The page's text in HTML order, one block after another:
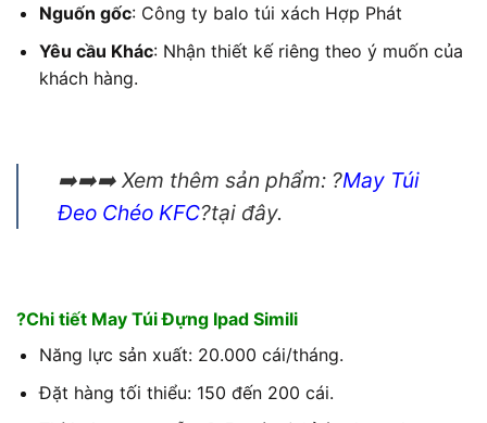
Nguốn gốc: Công ty balo túi xách Hợp Phát
Yêu cầu Khác: Nhận thiết kế riêng theo ý muốn của
khách hàng.
➡️➡️➡️ Xem thêm sản phẩm: ?May Túi
Đeo Chéo KFC?tại đây.
?Chi tiết May Túi Đựng Ipad Simili
Năng lực sản xuất: 20.000 cái/tháng.
Đặt hàng tối thiểu: 150 đến 200 cái.